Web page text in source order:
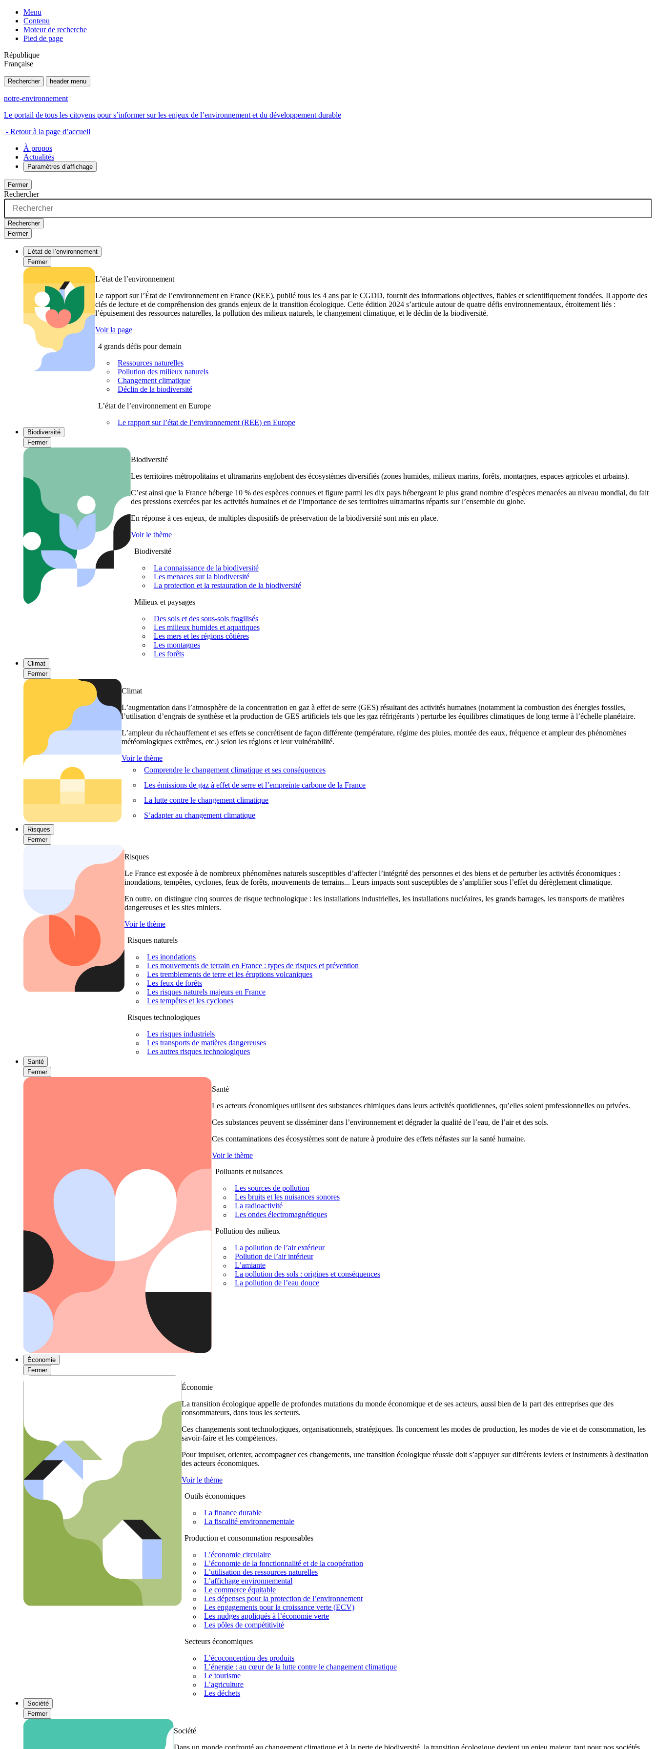
Menu
Contenu
Moteur de recherche
Pied de page
République
Française
Rechercher header menu
notre-environnement
Le portail de tous les citoyens pour s’informer sur les enjeux de l’environnement et du développement durable
- Retour à la page d’accueil
À propos
Actualités
Paramètres d’affichage
Fermer
Rechercher
Rechercher
Fermer
L’état de l’environnement
Fermer
L’état de l’environnement
Le rapport sur l’État de l’environnement en France (REE), publié tous les 4 ans par le CGDD, fournit des informations objectives, fiables et scientifiquement fondées. Il apporte des
clés de lecture et de compréhension des grands enjeux de la transition écologique. Cette édition 2024 s’articule autour de quatre défis environnementaux, étroitement liés :
l’épuisement des ressources naturelles, la pollution des milieux naturels, le changement climatique, et le déclin de la biodiversité.
Voir la page
4 grands défis pour demain
Ressources naturelles
Pollution des milieux naturels
Changement climatique
Déclin de la biodiversité
L’état de l’environnement en Europe
Le rapport sur l’état de l’environnement (REE) en Europe
Biodiversité
Fermer
Biodiversité
Les territoires métropolitains et ultramarins englobent des écosystèmes diversifiés (zones humides, milieux marins, forêts, montagnes, espaces agricoles et urbains).
C’est ainsi que la France héberge 10 % des espèces connues et figure parmi les dix pays hébergeant le plus grand nombre d’espèces menacées au niveau mondial, du fait
des pressions exercées par les activités humaines et de l’importance de ses territoires ultramarins répartis sur l’ensemble du globe.
En réponse à ces enjeux, de multiples dispositifs de préservation de la biodiversité sont mis en place.
Voir le thème
Biodiversité
La connaissance de la biodiversité
Les menaces sur la biodiversité
La protection et la restauration de la biodiversité
Milieux et paysages
Des sols et des sous-sols fragilisés
Les milieux humides et aquatiques
Les mers et les régions côtières
Les montagnes
Les forêts
Climat
Fermer
Climat
L’augmentation dans l’atmosphère de la concentration en gaz à effet de serre (GES) résultant des activités humaines (notamment la combustion des énergies fossiles,
l’utilisation d’engrais de synthèse et la production de GES artificiels tels que les gaz réfrigérants ) perturbe les équilibres climatiques de long terme à l’échelle planétaire.
L’ampleur du réchauffement et ses effets se concrétisent de façon différente (température, régime des pluies, montée des eaux, fréquence et ampleur des phénomènes
météorologiques extrêmes, etc.) selon les régions et leur vulnérabilité.
Voir le thème
Comprendre le changement climatique et ses conséquences
Les émissions de gaz à effet de serre et l’empreinte carbone de la France
La lutte contre le changement climatique
S’adapter au changement climatique
Risques
Fermer
Risques
Le France est exposée à de nombreux phénomènes naturels susceptibles d’affecter l’intégrité des personnes et des biens et de perturber les activités économiques :
inondations, tempêtes, cyclones, feux de forêts, mouvements de terrains... Leurs impacts sont susceptibles de s’amplifier sous l’effet du dérèglement climatique.
En outre, on distingue cinq sources de risque technologique : les installations industrielles, les installations nucléaires, les grands barrages, les transports de matières
dangereuses et les sites miniers.
Voir le thème
Risques naturels
Les inondations
Les mouvements de terrain en France : types de risques et prévention
Les tremblements de terre et les éruptions volcaniques
Les feux de forêts
Les risques naturels majeurs en France
Les tempêtes et les cyclones
Risques technologiques
Les risques industriels
Les transports de matières dangereuses
Les autres risques technologiques
Santé
Fermer
Santé
Les acteurs économiques utilisent des substances chimiques dans leurs activités quotidiennes, qu’elles soient professionnelles ou privées.
Ces substances peuvent se disséminer dans l’environnement et dégrader la qualité de l’eau, de l’air et des sols.
Ces contaminations des écosystèmes sont de nature à produire des effets néfastes sur la santé humaine.
Voir le thème
Polluants et nuisances
Les sources de pollution
Les bruits et les nuisances sonores
La radioactivité
Les ondes électromagnétiques
Pollution des milieux
La pollution de l’air extérieur
Pollution de l’air intérieur
L’amiante
La pollution des sols : origines et conséquences
La pollution de l’eau douce
Économie
Fermer
Économie
La transition écologique appelle de profondes mutations du monde économique et de ses acteurs, aussi bien de la part des entreprises que des
consommateurs, dans tous les secteurs.
Ces changements sont technologiques, organisationnels, stratégiques. Ils concernent les modes de production, les modes de vie et de consommation, les
savoir-faire et les compétences.
Pour impulser, orienter, accompagner ces changements, une transition écologique réussie doit s’appuyer sur différents leviers et instruments à destination
des acteurs économiques.
Voir le thème
Outils économiques
La finance durable
La fiscalité environnementale
Production et consommation responsables
L’économie circulaire
L’économie de la fonctionnalité et de la coopération
L’utilisation des ressources naturelles
L’affichage environnemental
Le commerce équitable
Les dépenses pour la protection de l’environnement
Les engagements pour la croissance verte (ECV)
Les nudges appliqués à l’économie verte
Les pôles de compétitivité
Secteurs économiques
L’écoconception des produits
L’énergie : au cœur de la lutte contre le changement climatique
Le tourisme
L’agriculture
Les déchets
Société
Fermer
Société
Dans un monde confronté au changement climatique et à la perte de biodiversité, la transition écologique devient un enjeu majeur, tant pour nos sociétés